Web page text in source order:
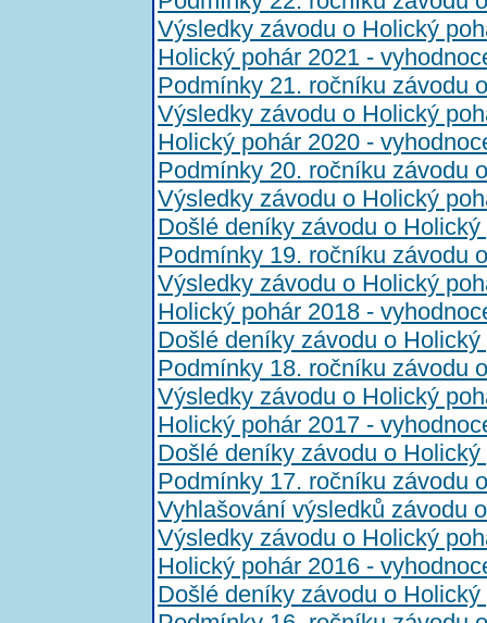
Výsledky závodu o Holický
Holický pohár 2021 -
Podmínky 21. ročníku závodu
Výsledky závodu o Holický
Holický pohár 2020 -
Podmínky 20. ročníku závodu
Výsledky závodu o Holický
Došlé deníky závodu o Holický
Podmínky 19. ročníku závodu
Výsledky závodu o Holický
Holický pohár 2018 -
Došlé deníky závodu o Holický
Podmínky 18. ročníku závodu
Výsledky závodu o Holický
Holický pohár 2017 -
Došlé deníky závodu o Holický
Podmínky 17. ročníku závodu
Vyhlašování výsledků závodu
Výsledky závodu o Holický
Holický pohár 2016 -
Došlé deníky závodu o Holický